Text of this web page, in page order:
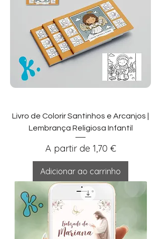
Livro de Colorir Santinhos e Arcanjos |
Lembrança Religiosa Infantil
A partir de 1,70 €
Preço promocional
Adicionar ao carrinho